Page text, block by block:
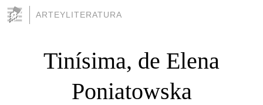
ARTEYLITERATURA
Tinísima, de Elena
Poniatowska